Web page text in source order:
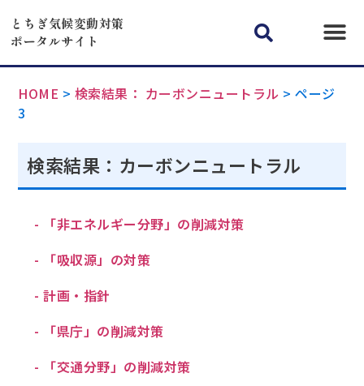
とちぎ気候変動対策
ポータルサイト
HOME > 検索結果： カーボンニュートラル >ページ
3
検索結果：カーボンニュートラル
- 「非エネルギー分野」の削減対策
- 「吸収源」の対策
- 計画・指針
- 「県庁」の削減対策
- 「交通分野」の削減対策